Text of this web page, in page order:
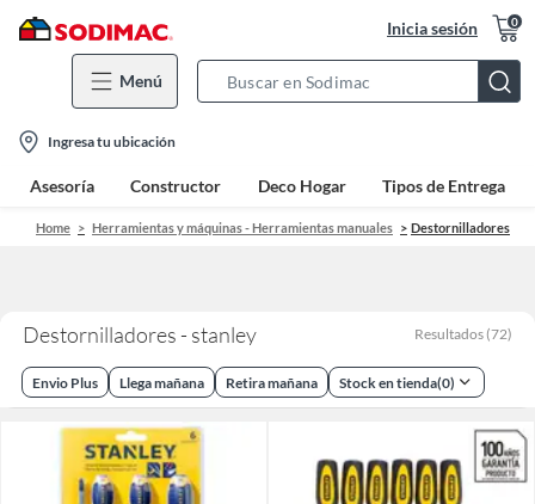
Inicia sesión 0
Menú
Bar
location-
icon
Ingresa tu ubicación
Asesoría Constructor Deco Hogar Tipos de Entrega
Home Herramientas y máquinas - Herramientas manuales Destornilladores
Destornilladores - stanley Resultados (72)
Envio Plus Llega mañana Retira mañana Stock en tienda(0)